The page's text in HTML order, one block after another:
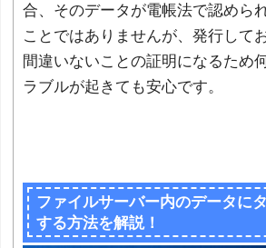
合、そのデータが電帳法で認めら
ことではありませんが、発行して
間違いないことの証明になるため
ラブルが起きても安心です。
ファイルサーバー内のデータに
する方法を解説！